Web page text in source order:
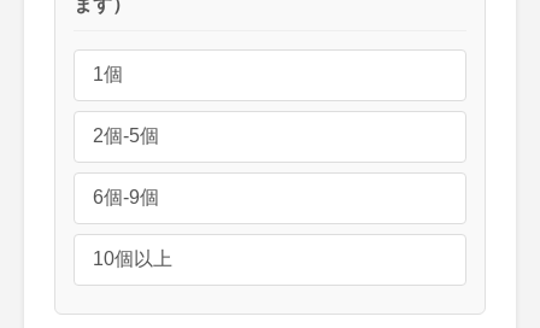
ます）
1個
2個-5個
6個-9個
10個以上